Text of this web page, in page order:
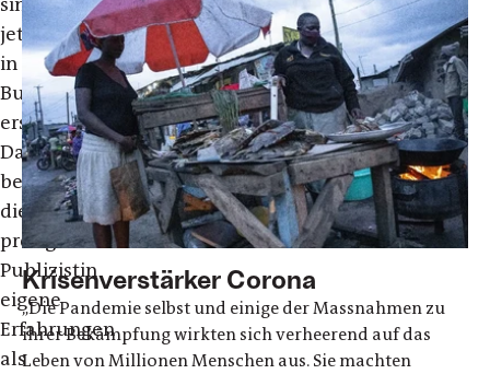
jetzt
in
Buchform
erschienen.
Darin
beschreibt
die
preisgekrönte
Publizistin
eigene
Erfahrungen
als
Krisenverstärker Corona
„Die Pandemie selbst und einige der Massnahmen zu
ihrer Bekämpfung wirkten sich verheerend auf das
Leben von Millionen Menschen aus. Sie machten